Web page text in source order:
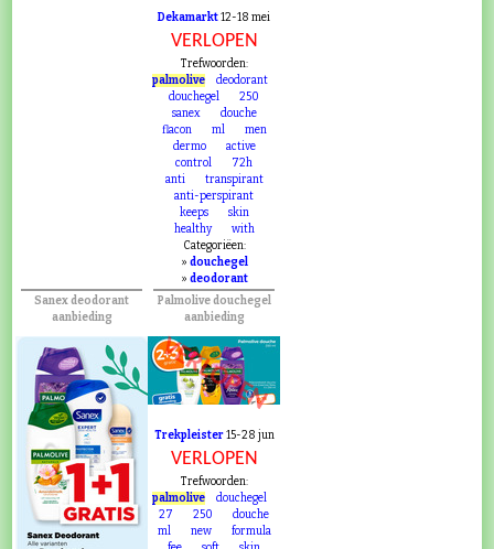
Dekamarkt12-18 mei
VERLOPEN
Trefwoorden:
palmolive
deodorant
douchegel
250
sanex
douche
flacon
ml
men
dermo
active
control
72h
anti
transpirant
anti-perspirant
keeps
skin
healthy
with
Categoriëen:
» douchegel
» deodorant
Sanex deodorant
aanbieding
Palmolive douchegel
aanbieding
VERLOPEN
Trekpleister15-28 jun
VERLOPEN
Trefwoorden:
palmolive
douchegel
27
250
douche
ml
new
formula